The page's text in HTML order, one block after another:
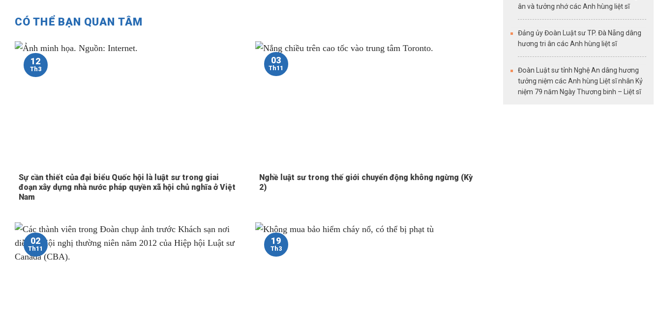
CÓ THỂ BẠN QUAN TÂM
Sự cần thiết của đại biểu Quốc hội là luật sư trong giai
đoạn xây dựng nhà nước pháp quyền xã hội chủ nghĩa ở Việt
Nam
12
Th3
Nghề luật sư trong thế giới chuyển động không ngừng (Kỳ
2)
03
Th11
02
Th11
19
Th3
ân và tưởng nhớ các Anh hùng liệt sĩ
Đảng ủy Đoàn Luật sư TP. Đà Nẵng dâng
hương tri ân các Anh hùng liệt sĩ
Đoàn Luật sư tỉnh Nghệ An dâng hương
tưởng niệm các Anh hùng Liệt sĩ nhân Kỷ
niệm 79 năm Ngày Thương binh – Liệt sĩ